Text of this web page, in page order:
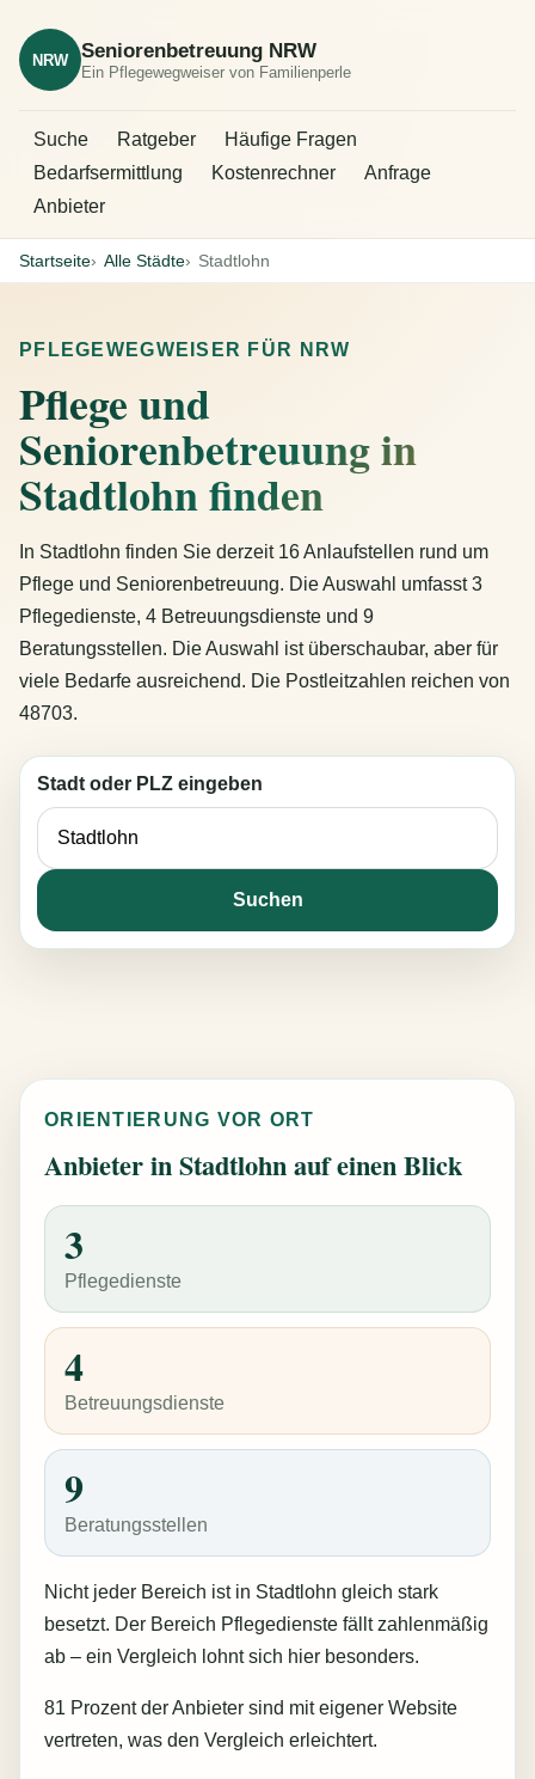
NRW Seniorenbetreuung NRW
Ein Pflegewegweiser von Familienperle
Suche Ratgeber
Häufige Fragen
Bedarfsermittlung
Kostenrechner
Anfrage
Anbieter
Startseite Alle Städte Stadtlohn
PFLEGEWEGWEISER FÜR NRW
Pflege und
Seniorenbetreuung in
Stadtlohn finden
In Stadtlohn finden Sie derzeit 16 Anlaufstellen rund um
Pflege und Seniorenbetreuung. Die Auswahl umfasst 3
Pflegedienste, 4 Betreuungsdienste und 9
Beratungsstellen. Die Auswahl ist überschaubar, aber für
viele Bedarfe ausreichend. Die Postleitzahlen reichen von
48703.
Stadt oder PLZ eingeben
Suchen
ORIENTIERUNG VOR ORT
Anbieter in Stadtlohn auf einen Blick
3
Pflegedienste
4
Betreuungsdienste
9
Beratungsstellen
Nicht jeder Bereich ist in Stadtlohn gleich stark
besetzt. Der Bereich Pflegedienste fällt zahlenmäßig
ab – ein Vergleich lohnt sich hier besonders.
81 Prozent der Anbieter sind mit eigener Website
vertreten, was den Vergleich erleichtert.